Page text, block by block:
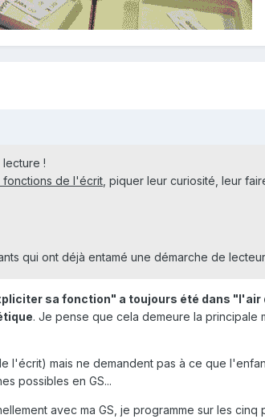
!
fonctions de l'écrit , piquer leur curiosité, leur
qui ont déjà entamé une démarche de lecteur
sa fonction" a toujours été dans
. Je pense que cela demeure la principale
l'écrit) mais ne demandent pas à ce que
possibles en GS...
avec ma GS, je programme sur les